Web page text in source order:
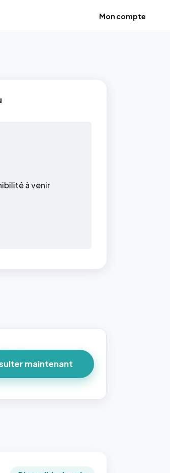
Mon compte
à venir
maintenant